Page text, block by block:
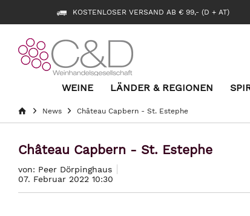
KOSTENLOSER VERSAND AB € 99,- (D + AT)
WEINE LÄNDER & REGIONEN
News Château Capbern - St. Estephe
Château Capbern - St. Estephe
von: Peer Dörpinghaus
07. Februar 2022 10:30